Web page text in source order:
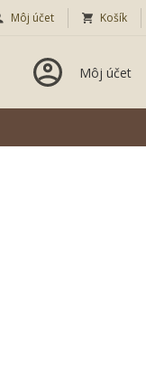
Môj účet Košík
Môj účet